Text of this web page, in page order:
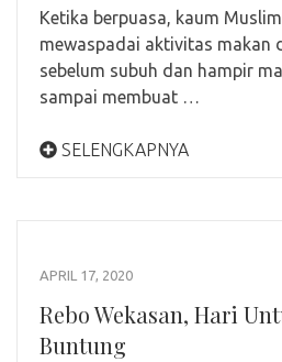
Ketika berpuasa, kaum
mewaspadai aktivitas makan
sebelum subuh dan hampir
sampai membuat …
SELENGKAPNYA
APRIL 17, 2020
Rebo Wekasan, Hari
Buntung